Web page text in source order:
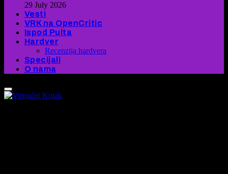
29 July 2026
Vesti
VRK na OpenCritic
Ispod Pulta
Hardver
Recenzija hardvera
Specijali
O nama